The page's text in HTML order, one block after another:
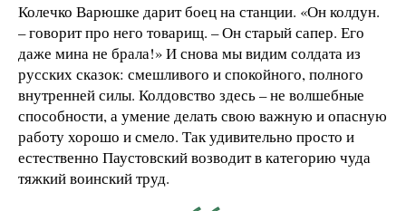
Колечко Варюшке дарит боец на станции. «Он колдун.
– говорит про него товарищ. – Он старый сапер. Его
даже мина не брала!» И снова мы видим солдата из
русских сказок: смешливого и спокойного, полного
внутренней силы. Колдовство здесь – не волшебные
способности, а умение делать свою важную и опасную
работу хорошо и смело. Так удивительно просто и
естественно Паустовский возводит в категорию чуда
тяжкий воинский труд.